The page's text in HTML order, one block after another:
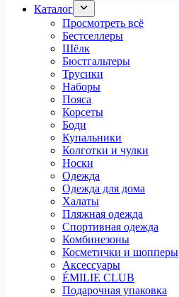
Каталог
Просмотреть всё
Бестселлеры
Шёлк
Бюстгальтеры
Трусики
Наборы
Пояса
Корсеты
Боди
Купальники
Колготки и чулки
Носки
Одежда
Одежда для дома
Халаты
Пляжная одежда
Спортивная одежда
Комбинезоны
Косметички и шопперы
Аксессуары
ÉMILIE CLUB
Подарочная упаковка